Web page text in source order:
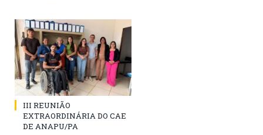
III REUNIÃO
EXTRAORDINÁRIA DO CAE
DE ANAPU/PA